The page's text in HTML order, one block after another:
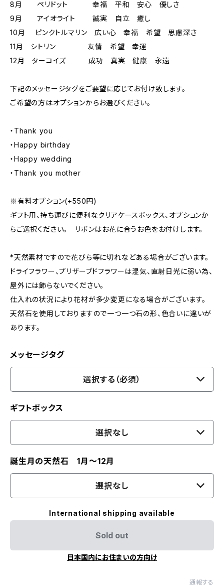
8月 ペリドット 幸福 平和 安心 優しさ
9月 アイオライト 誠実 自立 癒し
10月 ピンクトルマリン 広い心 幸福 希望 思慮深さ
11月 シトリン 友情 希望 幸運
12月 ターコイズ 成功 真実 健康 永遠
下記のメッセージタグをご要望に応じてお付け致します。
ご希望の方はオプションからお選びください。
・Thank you
・Happy birthday
・Happy wedding
・Thank you mother
※有料オプション(+550円)
ギフト用、持ち運びに便利なクリアケースボックス、オプションか
らご選択ください。 リボンはお花に合うお色をお付けします。
*天然素材ですので花びら等に切れなどある場合がございます。
ドライフラワー、プリザーブドフラワーは湿気、直射日光に弱い為、
屋外には飾らないでください。
仕入れの状況により花材が多少変更になる場合がございます。
天然石を使用しておりますので一つ一つ石の形、色合いに違いが
あります。
メッセージタグ
選択する（必須）
ギフトボックス
選択なし
誕生月の天然石 1月〜12月
選択なし
International shipping available
Sold out
日本国内にお住まいの方向け
通報する